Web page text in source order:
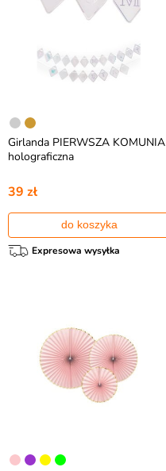
Girlanda PIERWSZA KOMUNIA
holograficzna
39 zł
do koszyka
Expresowa wysyłka